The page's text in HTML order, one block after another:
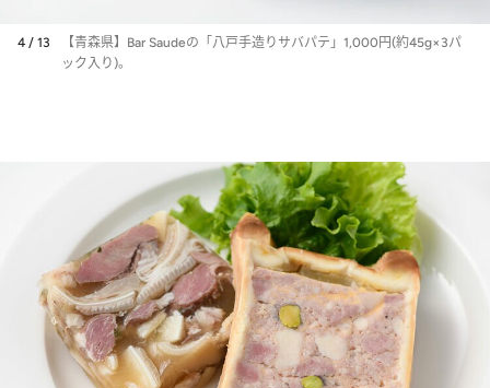
4 / 13
【青森県】Bar Saudeの「八戸手造りサバパテ」1,000円(約45g×3パ
ック入り)。